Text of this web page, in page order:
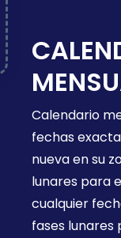
Calendario
fechas
nueva en su
lunares para
cualquier
fases lunares